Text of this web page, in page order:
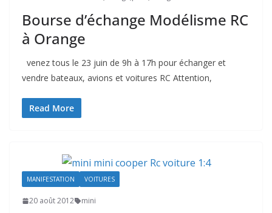
Bourse d’échange Modélisme RC
à Orange
venez tous le 23 juin de 9h à 17h pour échanger et
vendre bateaux, avions et voitures RC Attention,
Read More
MANIFESTATION VOITURES
20 août 2012 mini